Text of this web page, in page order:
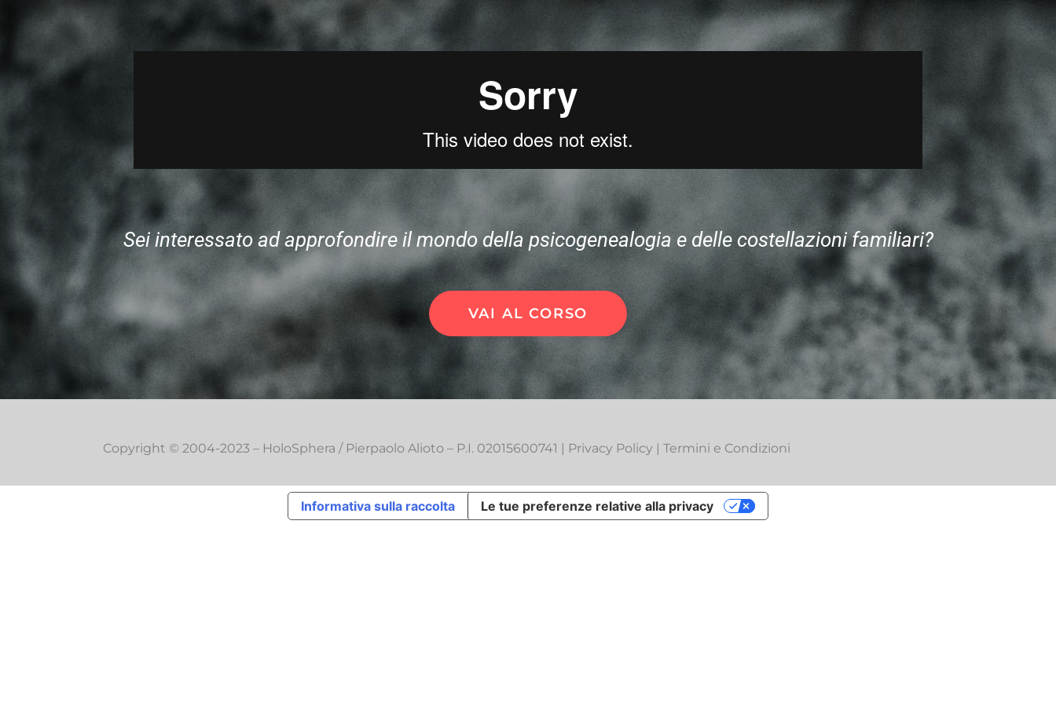
Sei interessato ad approfondire il mondo della psicogenealogia e delle costellazioni familiari?
VAI AL CORSO
Copyright © 2004-2023 – HoloSphera / Pierpaolo Alioto – P.I. 02015600741 | Privacy Policy | Termini e Condizioni
Informativa sulla raccolta Le tue preferenze relative alla privacy